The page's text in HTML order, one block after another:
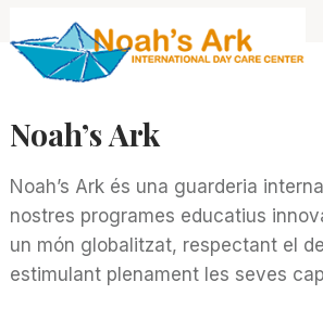
Noah’s Ark
Noah’s Ark és una guarderia
nostres programes educatius
un món globalitzat, respectant el
estimulant plenament les seves